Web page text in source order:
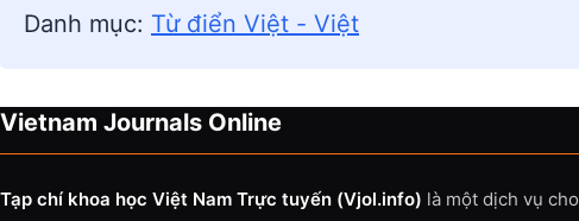
Danh mục: Từ điển Việt - Việt
Vietnam Journals Online
Tạp chí khoa học Việt Nam Trực tuyến (Vjol.info) là một dịch vụ cho